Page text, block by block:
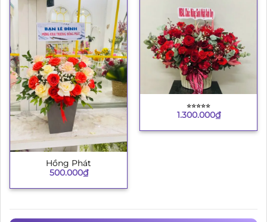
Hồng Phát
500.000₫
⭐︎⭐︎⭐︎⭐︎⭐︎
1.300.000₫